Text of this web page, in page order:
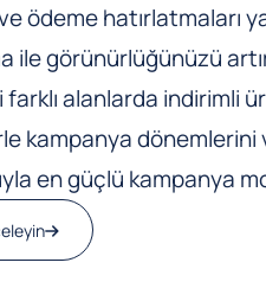
ödeme hatırlatmaları
ile görünürlüğünüzü
alanlarda indirimli
kampanya dönemlerini
en güçlü kampanya